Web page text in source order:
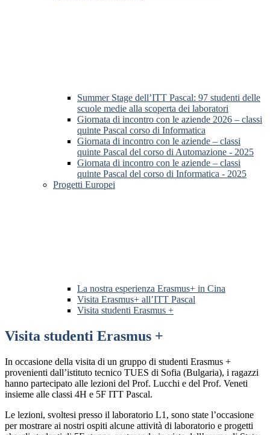
Summer Stage dell’ITT Pascal: 97 studenti delle
scuole medie alla scoperta dei laboratori
Giornata di incontro con le aziende 2026 – classi
quinte Pascal corso di Informatica
Giornata di incontro con le aziende – classi
quinte Pascal del corso di Automazione - 2025
Giornata di incontro con le aziende – classi
quinte Pascal del corso di Informatica - 2025
Progetti Europei
La nostra esperienza Erasmus+ in Cina
Visita Erasmus+ all’ITT Pascal
Visita studenti Erasmus +
Visita studenti Erasmus +
In occasione della visita di un gruppo di studenti Erasmus +
provenienti dall’istituto tecnico TUES di Sofia (Bulgaria), i ragazzi
hanno partecipato alle lezioni del Prof. Lucchi e del Prof. Veneti
insieme alle classi 4H e 5F ITT Pascal.
Le lezioni, svoltesi presso il laboratorio L1, sono state l’occasione
per mostrare ai nostri ospiti alcune attività di laboratorio e progetti